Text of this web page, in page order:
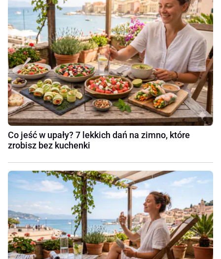
Co jeść w upały? 7 lekkich dań na zimno, które
zrobisz bez kuchenki